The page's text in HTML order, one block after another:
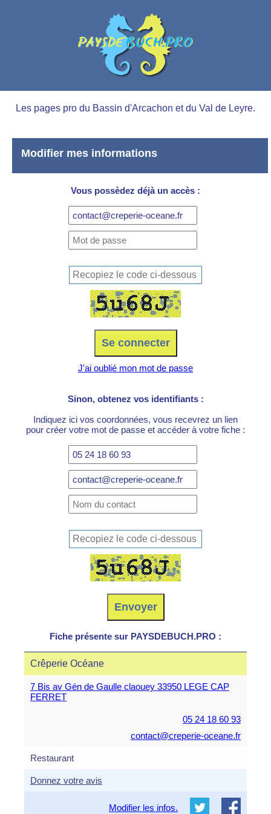
Les pages pro du Bassin d'Arcachon et du Val de Leyre.
Modifier mes informations
Vous possèdez déjà un accès :
J'ai oublié mon mot de passe
Sinon, obtenez vos identifiants :
Indiquez ici vos coordonnées, vous recevrez un lien
pour créer votre mot de passe et accéder à votre fiche :
Fiche présente sur PAYSDEBUCH.PRO :
Crêperie Océane
7 Bis av Gén de Gaulle claouey 33950 LEGE CAP
FERRET
05 24 18 60 93
contact@creperie-oceane.fr
Restaurant
Donnez votre avis
Modifier les infos.